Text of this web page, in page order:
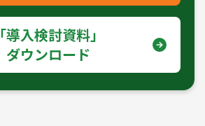
｢導入検討資料｣
ダウンロード